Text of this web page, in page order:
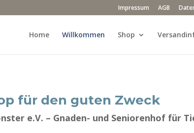
Impressum AGB
Home Willkommen Shop
für den guten Zweck
e.V. – Gnaden- und Seniorenhof für